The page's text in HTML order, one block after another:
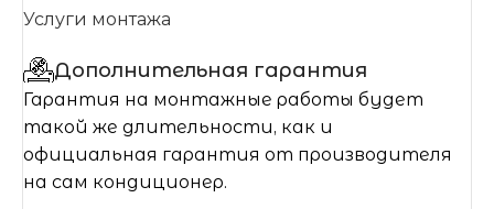
Услуги монтажа
Дополнительная гарантия
Гарантия на монтажные работы будет
такой же длительности, как и
официальная гарантия от производителя
на сам кондиционер.